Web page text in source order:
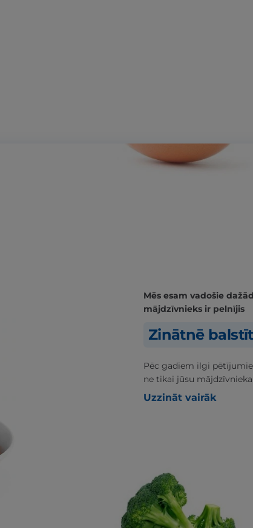
Mēs esam vadošie
mājdzīvnieks ir pelnījis
Zinātnē
Pēc gadiem ilgi
ne tikai jūsu
Uzzināt vairāk